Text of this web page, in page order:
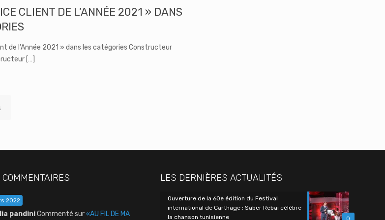
CLIENT DE L’ANNÉE 2021 » DANS
de l’Année 2021 » dans les catégories Constructeur
[…]
2022
pandiniCommenté sur«AU FIL DE MA
LES DERNIÈRES ACTUALITÉS
0
Ouverture de la 60e édition du Festival
international de Carthage : Saber Rebai célèbre
la chanson tunisienne